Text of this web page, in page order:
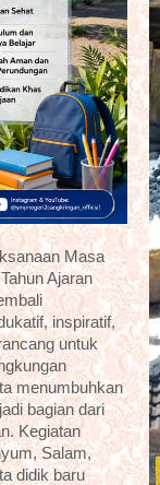
Masa
Ajaran
inspiratif,
untuk
menumbuhkan
bagian dari
Kegiatan
Salam,
didik baru